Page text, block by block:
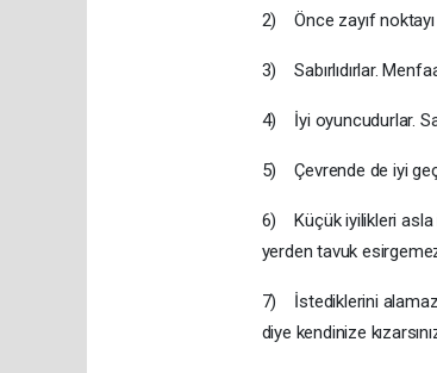
2) Önce zayıf
3) Sabırlıdırlar.
4) İyi oyuncudurlar.
5) Çevrende de iyi
6) Küçük iyilikleri asla
yerden tavuk
7) İstediklerini alamaz
diye kendinize